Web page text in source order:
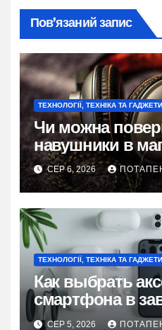
Пов’язаний запис
ТЕХНОЛОГІЇ, ТЕХНІКА ТА ГАДЖЕТИ
Чи можна
навушники в
гід по правах
СЕР 6, 2026
ТЕХНОЛОГІЇ, ТЕХНІКА ТА ГАДЖЕТИ
Как выбрать
смартфона в
образа жизни
СЕР 5, 2026